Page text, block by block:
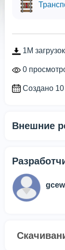
1M загрузок
0
Создано 10
Внешние